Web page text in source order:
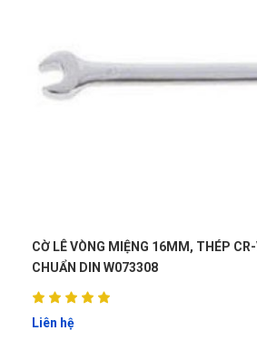
XA
Xuân An
TH
(Đánh giá 1 năm trước)
Thật khổng thể tin nổi. Chất đến từng
THEO TIÊU CỜ LÊ CÂN LỰC